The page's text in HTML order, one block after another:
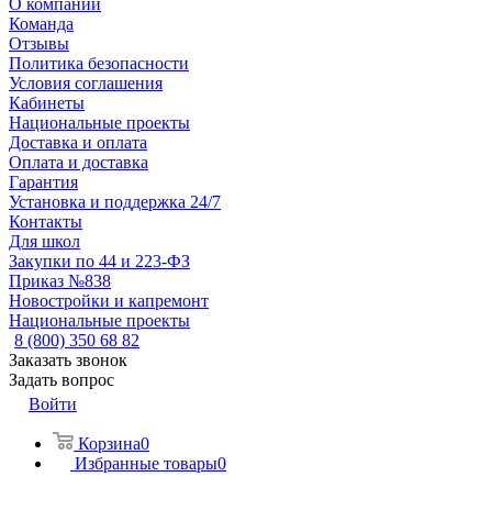
О компании
Команда
Отзывы
Политика безопасности
Условия соглашения
Кабинеты
Национальные проекты
Доставка и оплата
Оплата и доставка
Гарантия
Установка и поддержка 24/7
Контакты
Для школ
Закупки по 44 и 223-ФЗ
Приказ №838
Новостройки и капремонт
Национальные проекты
8 (800) 350 68 82
Заказать звонок
Задать вопрос
Войти
Корзина0
Избранные товары0